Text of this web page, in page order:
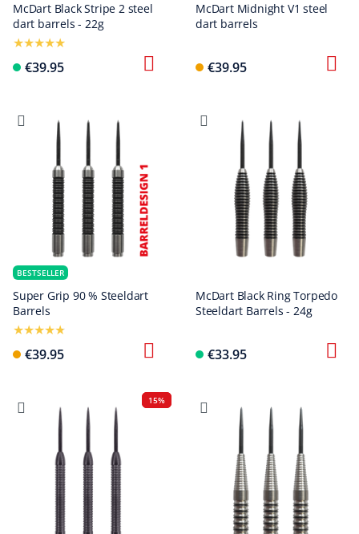
McDart Black Stripe 2 steel
dart barrels - 22g
€39.95
McDart Midnight V1 steel
dart barrels
€39.95
BESTSELLER
Super Grip 90 % Steeldart
Barrels
€39.95
McDart Black Ring Torpedo
Steeldart Barrels - 24g
€33.95
15%